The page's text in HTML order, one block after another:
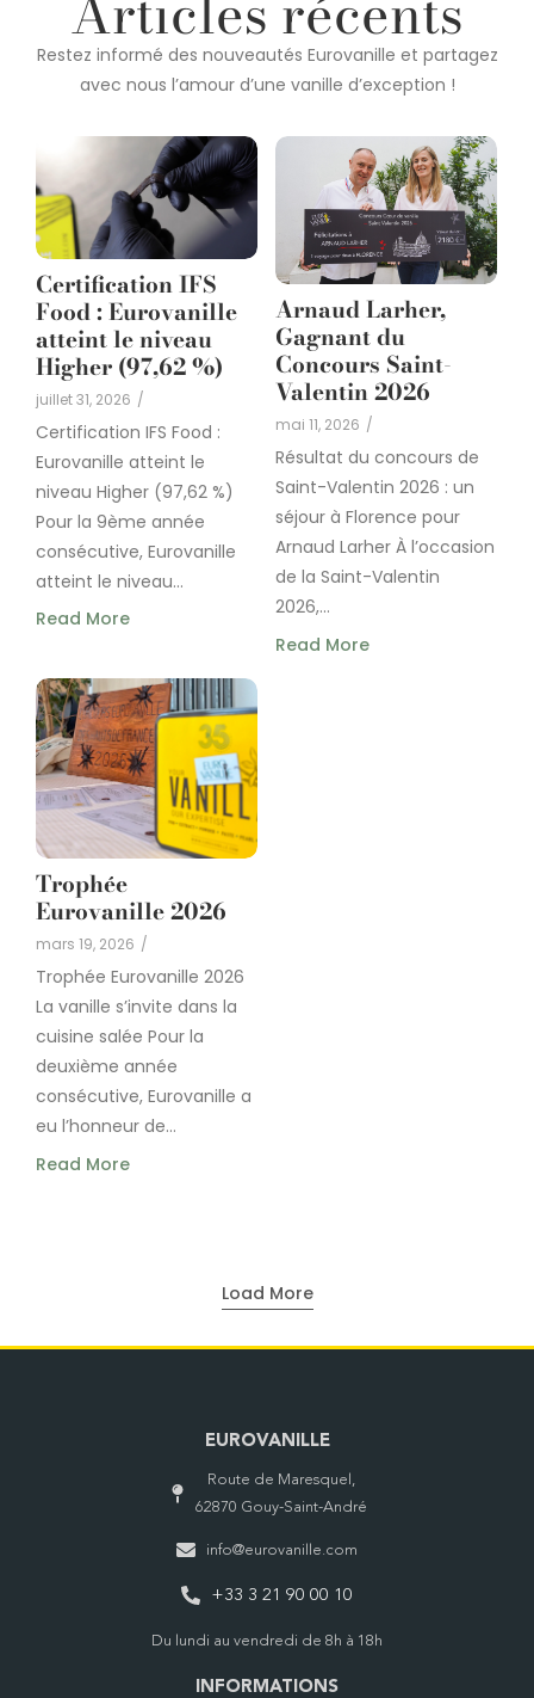
Restez informé des nouveautés Eurovanille et partagez
avec nous l’amour d’une vanille d’exception !
Certification IFS
Food : Eurovanille
atteint le niveau
Higher (97,62 %)
juillet 31, 2026 /
Certification IFS Food :
Eurovanille atteint le
niveau Higher (97,62 %)
Pour la 9ème année
consécutive, Eurovanille
atteint le niveau...
Read More
Arnaud Larher,
Gagnant du
Concours Saint-
Valentin 2026
mai 11, 2026 /
Résultat du concours de
Saint-Valentin 2026 : un
séjour à Florence pour
Arnaud Larher À l’occasion
de la Saint-Valentin
2026,...
Read More
Trophée
Eurovanille 2026
mars 19, 2026 /
Trophée Eurovanille 2026
La vanille s’invite dans la
cuisine salée Pour la
deuxième année
consécutive, Eurovanille a
eu l’honneur de...
Read More
Load More
EUROVANILLE
Route de Maresquel,
62870 Gouy-Saint-André
info@eurovanille.com
+33 3 21 90 00 10
Du lundi au vendredi de 8h à 18h
INFORMATIONS